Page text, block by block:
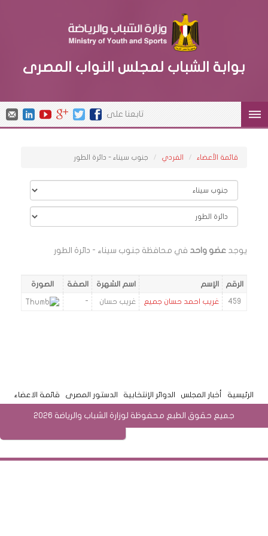
بوابة الشباب لمجلس النواب المصرى
تابعنا على
قائمة الأعضاء الفردي جنوب سيناء - دائرة الطور
يوجد عضو واحد في محافظة جنوب سيناء - دائرة الطور
الرقم الإسم اسم الشهرة الصفة الصورة
459 غريب احمد حسان جميع غريب حسان -
الرئيسية أخبار المجلس الدوائر الإنتخابية الدستور المصرى قائمة الاعضاء
جميع حقوق الطبع محفوظة لوزارة الشباب والرياضة 2026